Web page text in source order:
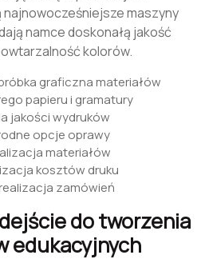
maszyny
namce doskonałą jakość
kolorów.
graficzna materiałów
papieru i gramatury
jakości wydruków
opcje oprawy
materiałów
kosztów druku
zamówień
do tworzenia
edukacyjnych